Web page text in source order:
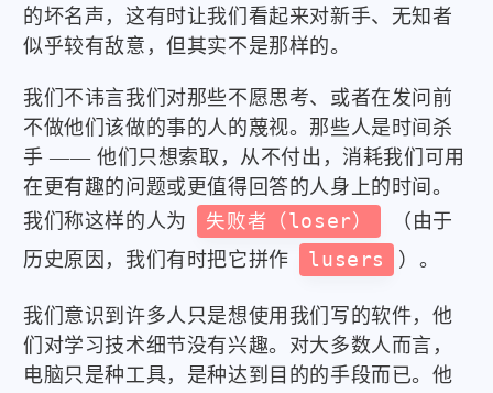
的坏名声，这有时让我们看起来对新手、无知者
似乎较有敌意，但其实不是那样的。
我们不讳言我们对那些不愿思考、或者在发问前
不做他们该做的事的人的蔑视。那些人是时间杀
手 —— 他们只想索取，从不付出，消耗我们可用
在更有趣的问题或更值得回答的人身上的时间。
我们称这样的人为
失败者（loser）
（由于
历史原因，我们有时把它拼作
lusers ）。
我们意识到许多人只是想使用我们写的软件，他
们对学习技术细节没有兴趣。对大多数人而言，
电脑只是种工具，是种达到目的的手段而已。他